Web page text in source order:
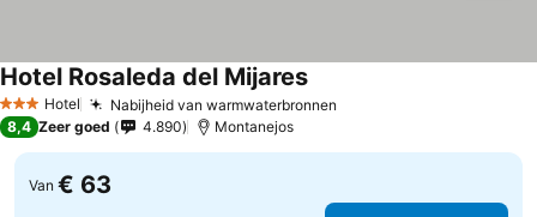
3 SterrenHotel Nabijheid van warmwaterbronnen
Hotel Rosaleda del Mijares
8,4 Zeer goed 4.890 Montanejos
Van € 63